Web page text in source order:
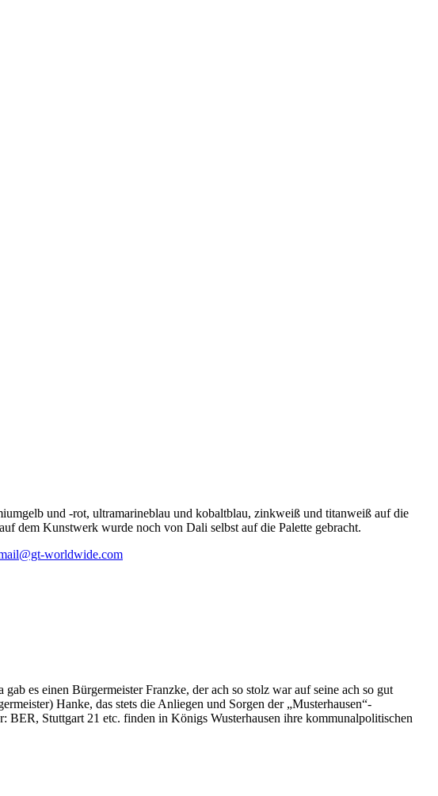
und -rot, ultramarineblau und kobaltblau, zinkweiß und titanweiß auf die
dem Kunstwerk wurde noch von Dali selbst auf die Palette gebracht.
worldwide.com
es einen Bürgermeister Franzke, der ach so stolz war auf seine ach so gut
Hanke, das stets die Anliegen und Sorgen der „Musterhausen“-
Stuttgart 21 etc. finden in Königs Wusterhausen ihre kommunalpolitischen